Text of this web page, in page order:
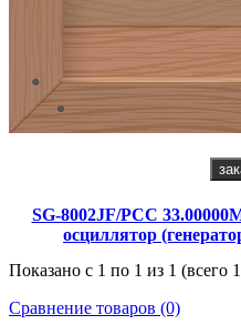
SG-8002JF/PCC
осциллятор
Показано с 1 по 1 из 1 (всего
Сравнение товаров (0)